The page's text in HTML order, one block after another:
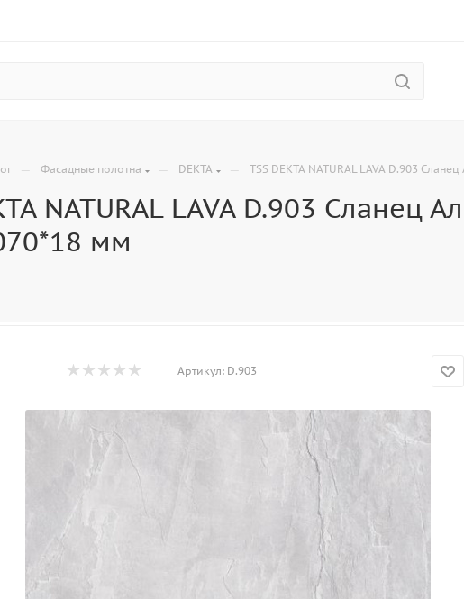
— Фасадные полотна — DEKTA — TSS DEKTA NATURAL LAVA D.903
NATURAL LAVA D.903 Сланец
мм
Артикул: D.903